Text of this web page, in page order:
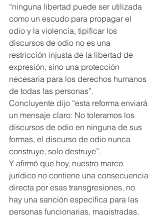
“ninguna libertad puede ser utilizada
como un escudo para propagar el
odio y la violencia, tipificar los
discursos de odio no es una
restricción injusta de la libertad de
expresión, sino una protección
necesaria para los derechos humanos
de todas las personas”.
Concluyente dijo “esta reforma enviará
un mensaje claro: No toleramos los
discursos de odio en ninguna de sus
formas, el discurso de odio nunca
construye, solo destruye”.
Y afirmó que hoy, nuestro marco
jurídico no contiene una consecuencia
directa por esas transgresiones, no
hay una sanción específica para las
personas funcionarias, magistradas,